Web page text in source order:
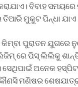
ବିବାହ
ମୁକୁଟ ପିନ୍ଧା
ପୁରାତନ ଯୁଗରେ
ରେ ପିସ୍ ଲିଲିକୁ
ସେଥିପାଇଁ ଅନେକ
ମଣିଷର